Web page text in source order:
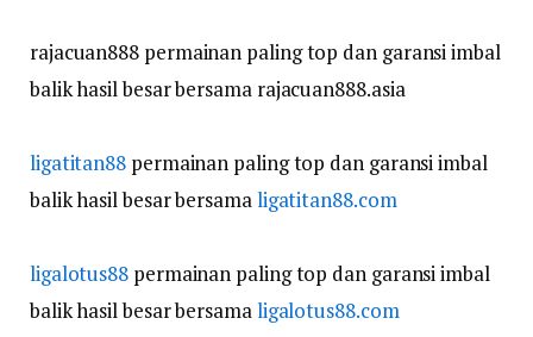
rajacuan888 permainan paling top dan garansi imbal
balik hasil besar bersama rajacuan888.asia
ligatitan88 permainan paling top dan garansi imbal
balik hasil besar bersamaligatitan88.com
ligalotus88 permainan paling top dan garansi imbal
balik hasil besar bersamaligalotus88.com